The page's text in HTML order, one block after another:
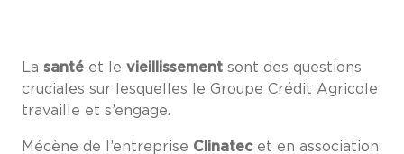
La santé et le vieillissement sont des questions
cruciales sur lesquelles le Groupe Crédit Agricole
travaille et s’engage.
Mécène de l’entreprise Clinatecet en association